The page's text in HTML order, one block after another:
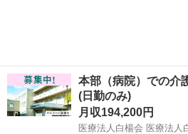
本部（病院）での介
(日勤のみ)
月収194,200円
医療法人白楊会 医療法人